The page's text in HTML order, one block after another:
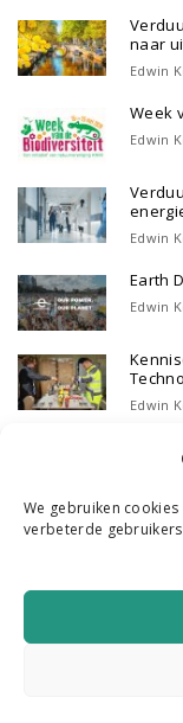
We gebruiken
verbeterde
naar
Edwin
Week
Edwin
Edwin
Earth
Edwin
Edwin
WIE